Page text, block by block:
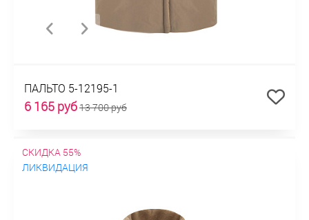
ПАЛЬТО 5-12195-1
6 165 руб13 700 руб
СКИДКА 55%
ЛИКВИДАЦИЯ